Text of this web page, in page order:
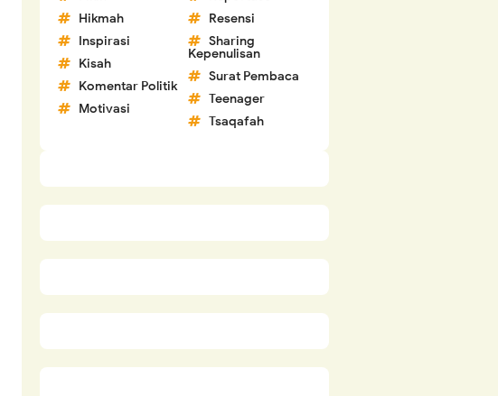
Hikmah
Inspirasi
Kisah
Komentar Politik
Motivasi
Resensi
Sharing
Kepenulisan
Surat Pembaca
Teenager
Tsaqafah